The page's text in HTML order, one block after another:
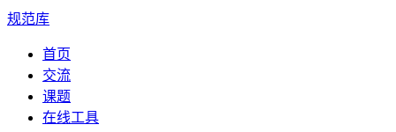
规范库
首页
交流
课题
在线工具